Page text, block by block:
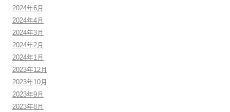
2024年6月
2024年4月
2024年3月
2024年2月
2024年1月
2023年12月
2023年10月
2023年9月
2023年8月